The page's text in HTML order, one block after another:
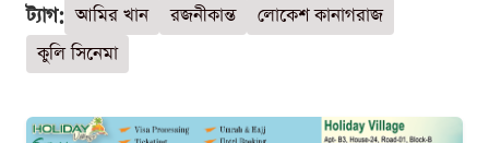
ট্যাগ: আমির খান রজনীকান্ত
লোকেশ কানাগরাজ
কুলি সিনেমা